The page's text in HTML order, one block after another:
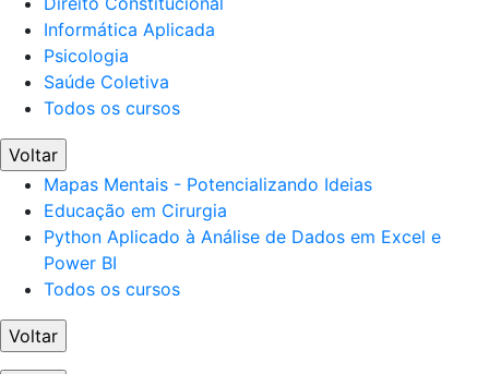
Informática Aplicada
Psicologia
Saúde Coletiva
Todos os cursos
Voltar
Mapas Mentais - Potencializando Ideias
Educação em Cirurgia
Python Aplicado à Análise de Dados em Excel e
Power BI
Todos os cursos
Voltar